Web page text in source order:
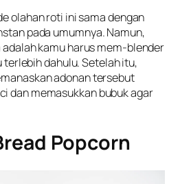
olahan roti ini sama dengan
pada umumnya. Namun,
kamu harus mem-blender
terlebih dahulu. Setelah itu,
adonan tersebut
dan memasukkan bubuk agar
Popcorn